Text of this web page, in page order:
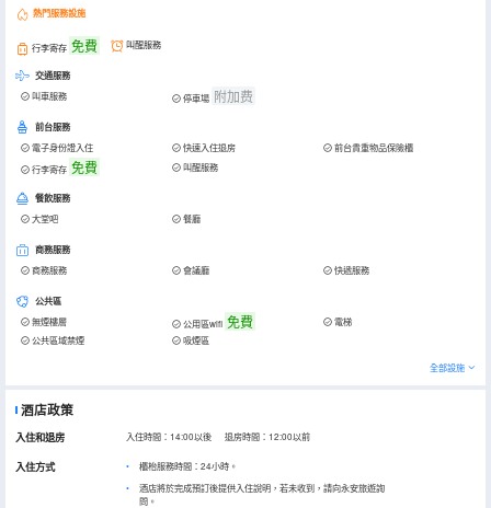
熱門服務設施
行李寄存 免費 叫醒服務
交通服務
叫車服務 停車場 附加费
前台服務
電子身份證入住 快速入住退房
前台貴重物品保險櫃
行李寄存 免費 叫醒服務
餐飲服務
大堂吧 餐廳
商務服務
商務服務 會議廳 快遞服務
公共區
無煙樓層 公用區wifi 免費
電梯
公共區域禁煙
吸煙區
全部設施
酒店政策
入住和退房 入住時間：14:00以後 退房時間：12:00以前
入住方式
櫃枱服務時間：24小時。
酒店將於完成預訂後提供入住說明，若未收到，請向永安旅遊詢
問。